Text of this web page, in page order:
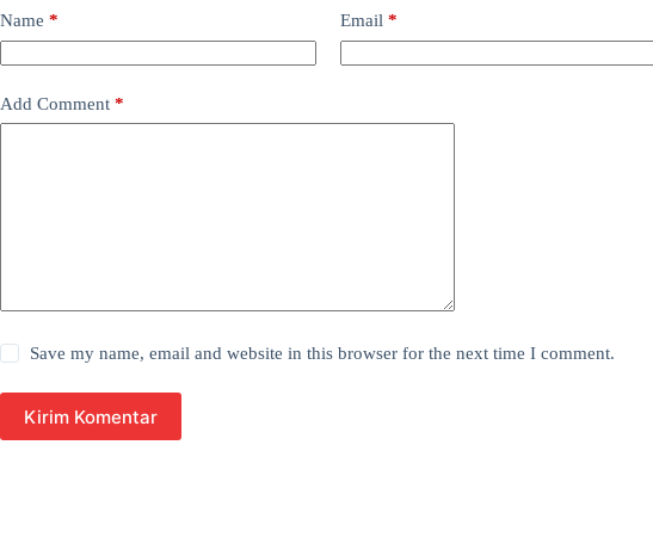
Name * Email *
Add Comment *
Save my name, email and website in this browser for the next time I comment.
Kirim Komentar